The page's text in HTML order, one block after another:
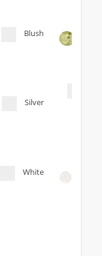
Blush
Silver
White